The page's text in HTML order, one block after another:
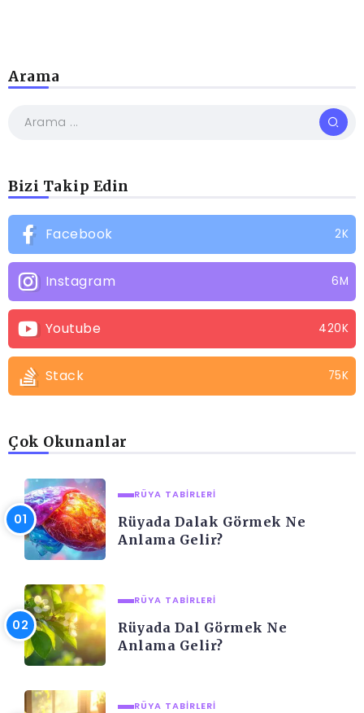
Arama
Bizi Takip Edin
Facebook 2K
Instagram 6M
Youtube 420K
Stack 75K
Çok Okunanlar
RÜYA TABIRLERI
Rüyada Dalak Görmek Ne
Anlama Gelir?
RÜYA TABIRLERI
Rüyada Dal Görmek Ne
Anlama Gelir?
RÜYA TABIRLERI